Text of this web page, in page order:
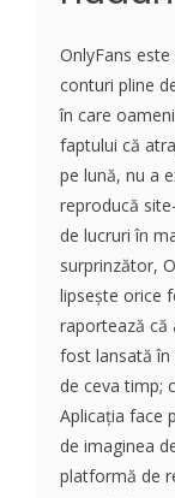
OnlyFans
conturi pline
în care
faptului că
pe lună, nu a
reproducă
de lucruri în
surprinzător,
lipsește orice
raportează că
fost lansată în
de ceva timp;
Aplicația face
de imaginea
platformă de